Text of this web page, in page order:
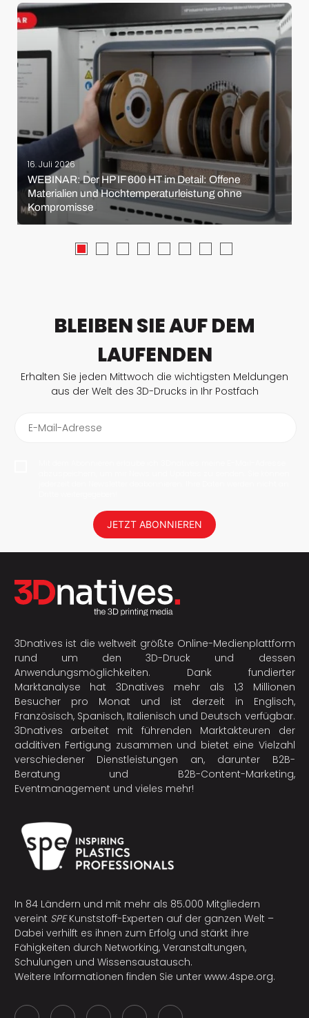
16. Juli 2026
WEBINAR: Der HP IF 600 HT im Detail: Offene
Materialien und Hochtemperaturleistung ohne
Kompromisse
BLEIBEN SIE AUF DEM
LAUFENDEN
Erhalten Sie jeden Mittwoch die wichtigsten Meldungen
aus der Welt des 3D-Drucks in Ihr Postfach
E-Mail-Adresse
JETZT ABONNIEREN
3Dnatives ist die weltweit größte Online-Medienplattform
rund um den 3D-Druck und dessen
Anwendungsmöglichkeiten. Dank fundierter
Marktanalyse hat 3Dnatives mehr als 1,3 Millionen
Besucher pro Monat und ist derzeit in Englisch,
Französisch, Spanisch, Italienisch und Deutsch verfügbar.
3Dnatives arbeitet mit führenden Marktakteuren der
additiven Fertigung zusammen und bietet eine Vielzahl
verschiedener Dienstleistungen an, darunter B2B-
Beratung und B2B-Content-Marketing,
Eventmanagement und vieles mehr!
In 84 Ländern und mit mehr als 85.000 Mitgliedern
vereint SPEKunststoff-Experten auf der ganzen Welt –
Dabei verhilft es ihnen zum Erfolg und stärkt ihre
Fähigkeiten durch Networking, Veranstaltungen,
Schulungen und Wissensaustausch.
Weitere Informationen finden Sie unter www.4spe.org.